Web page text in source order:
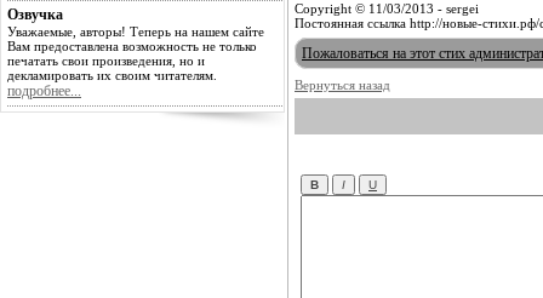
Озвучка
Уважаемые, авторы! Теперь на нашем сайте
Вам предоставлена возможность не только
печатать свои произведения, но и
декламировать их своим читателям.
подробнее...
Copyright © 11/03/2013 - sergei
Постоянная ссылка http://новые-стихи.рф/
Пожаловаться на этот стих
Вернуться назад